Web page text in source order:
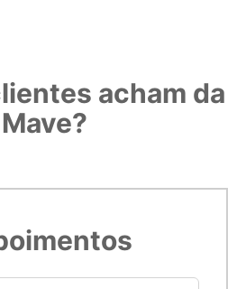
acham da
Mave?